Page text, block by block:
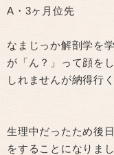
A・3ヶ月位先
なまじっか解剖学を
が「ん？」って顔を
しれませんが納得行
生理中だったため後
をすることになりまし